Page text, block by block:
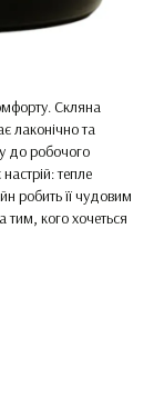
Скляна
лаконічно та
до робочого
тепле
робить її чудовим
тим, кого хочеться